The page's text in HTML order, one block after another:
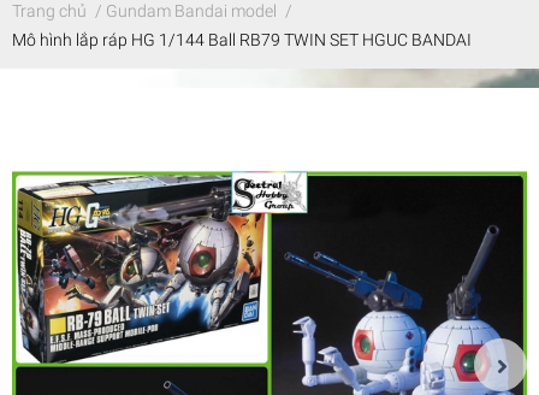
Trang chủ / Gundam Bandai model /
Mô hình lắp ráp HG 1/144 Ball RB79 TWIN SET HGUC BANDAI